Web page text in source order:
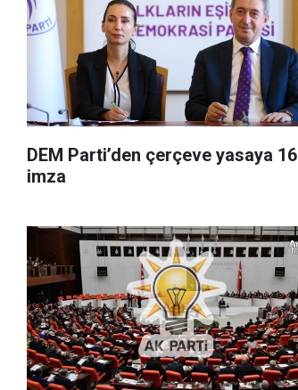
DEM Parti’den çerçeve yasaya 16
imza